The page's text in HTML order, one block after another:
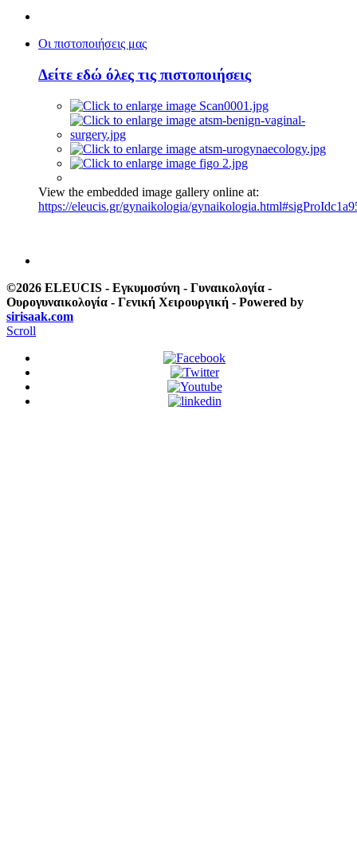
Οι πιστοποιήσεις μας
Δείτε εδώ όλες τις πιστοποιήσεις
View the embedded image gallery online at:
https://eleucis.gr/gynaikologia/
©2026 ELEUCIS - Εγκυμοσύνη - Γυναικολογία -
Ουρογυναικολογία - Γενική Χειρουργική - Powered by
sirisaak.com
Scroll